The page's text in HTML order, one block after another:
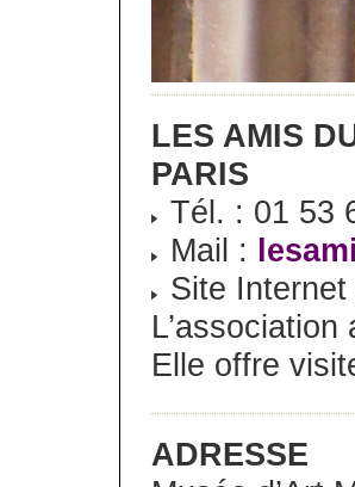
LES AMIS
PARIS
Tél. : 01 53
Mail :
Site Internet
Elle offre
ADRESSE